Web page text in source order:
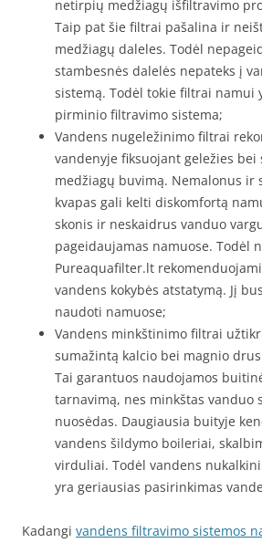
netirpių medžiagų išfiltravimo
Taip pat šie filtrai pašalina ir
medžiagų daleles. Todėl
stambesnės dalelės nepateks į
sistemą. Todėl tokie filtrai namui
pirminio filtravimo sistema;
Vandens nugeležinimo filtrai
vandenyje fiksuojant geležies
medžiagų buvimą. Nemalonus ir
kvapas gali kelti diskomfortą
skonis ir neskaidrus vanduo
pageidaujamas namuose. Todėl
Pureaquafilter.lt
vandens kokybės atstatymą. Jį
naudoti namuose;
Vandens minkštinimo filtrai
sumažintą kalcio bei magnio
Tai garantuos naudojamos
tarnavimą, nes minkštas vanduo
nuosėdas. Daugiausia buityje
vandens šildymo boileriai,
virduliai. Todėl vandens
yra geriausias pasirinkimas
Kadangi vandens filtravimo sistemos